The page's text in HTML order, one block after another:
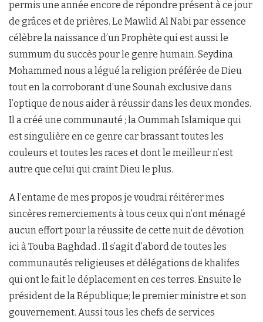
permis une année encore de répondre présent à ce jour
de grâces et de prières. Le Mawlid Al Nabi par essence
célèbre la naissance d’un Prophète qui est aussi le
summum du succès pour le genre humain. Seydina
Mohammed nous a légué la religion préférée de Dieu
tout en la corroborant d’une Sounah exclusive dans
l’optique de nous aider à réussir dans les deux mondes.
Il a créé une communauté ; la Oummah Islamique qui
est singulière en ce genre car brassant toutes les
couleurs et toutes les races et dont le meilleur n’est
autre que celui qui craint Dieu le plus.
A l’entame de mes propos je voudrai réitérer mes
sincères remerciements à tous ceux qui n’ont ménagé
aucun effort pour la réussite de cette nuit de dévotion
ici à Touba Baghdad . Il s’agit d’abord de toutes les
communautés religieuses et délégations de khalifes
qui ont le fait le déplacement en ces terres. Ensuite le
président de la République; le premier ministre et son
gouvernement. Aussi tous les chefs de services